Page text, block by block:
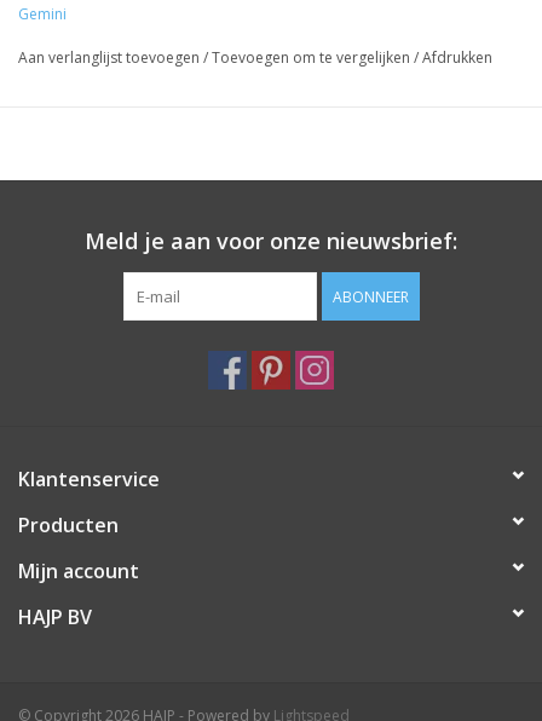
Deze Dexter-oorbellen gebruiken een kliksluiting, wat betekent
sluiting is veilig, comfortabel en perfect voor dagelijks gebruik.
Gemini
Aan verlanglijst toevoegen /Toevoegen om te vergelijken /Afdrukken
Meld je aan voor onze nieuwsbrief:
ABONNEER
Klantenservice
Producten
Mijn account
HAJP BV
© Copyright 2026 HAJP - Powered by Lightspeed